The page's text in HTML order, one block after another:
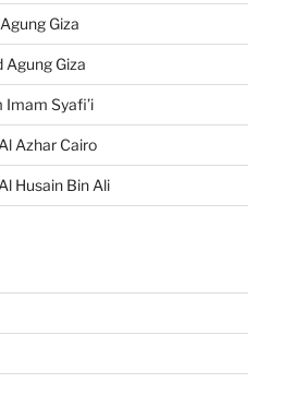
Giza
Agung Giza
Syafi’i
Azhar Cairo
Husain Bin Ali